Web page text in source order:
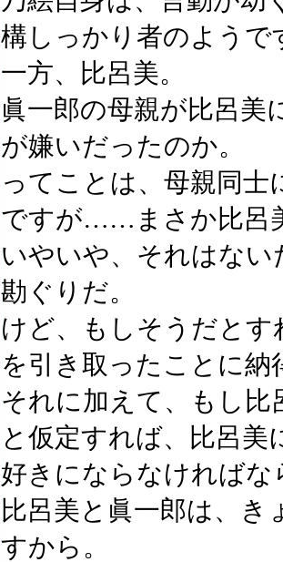
構しっかり者のようで
一方、比呂美。
眞一郎の母親が比呂美
が嫌いだったのか。
ってことは、母親同
ですが……まさか比呂
いやいや、それはな
勘ぐりだ。
けど、もしそうだとす
を引き取ったことに
それに加えて、もし
と仮定すれば、比呂
好きにならなければ
比呂美と眞一郎は、
すから。